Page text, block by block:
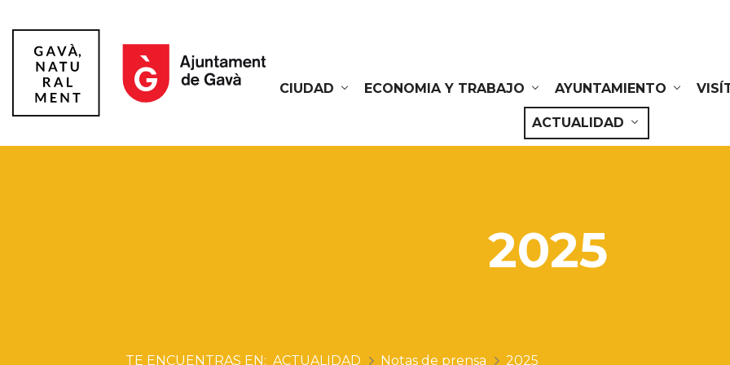
CIUDAD
ECONOMIA Y TRABAJO AYUNTAMIENTO
ACTUALIDAD
2025
ACTUALIDAD Notas de prensa 2025